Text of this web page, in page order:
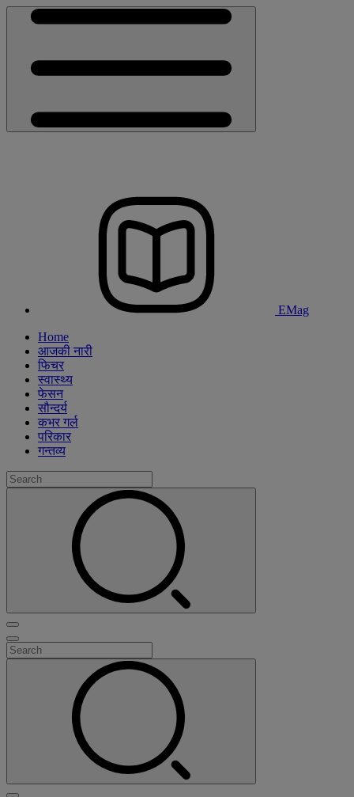
EMag
Home
आजकी नारी
फिचर
स्वास्थ्य
फेसन
सौन्दर्य
कभर गर्ल
परिकार
गन्तव्य